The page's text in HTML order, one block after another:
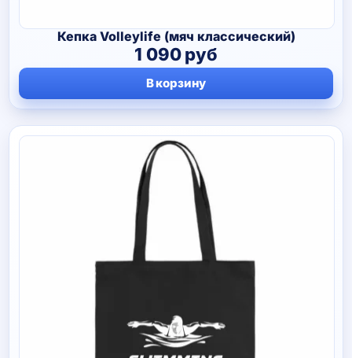
Кепка Volleylife (мяч классический)
1 090руб
В корзину